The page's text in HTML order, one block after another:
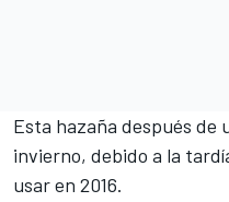
Esta hazaña después de
invierno, debido a la
usar en 2016.